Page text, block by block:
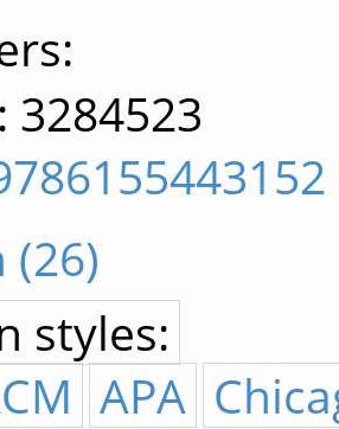
3284523
(26)
styles:
APA